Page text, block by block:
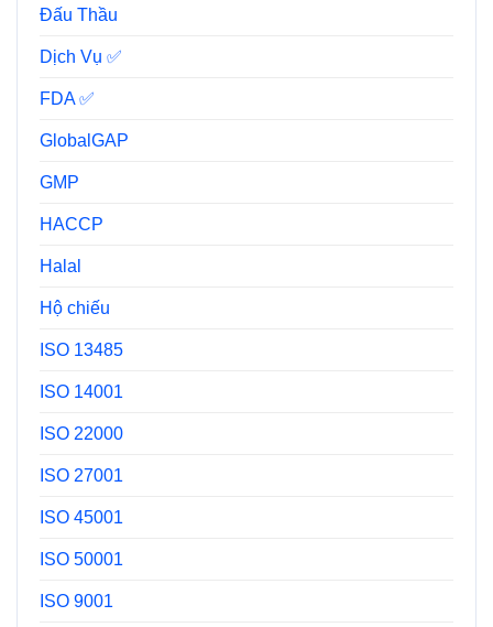
Đấu Thầu
Dịch Vụ ✅
FDA ✅
GlobalGAP
GMP
HACCP
Halal
Hộ chiếu
ISO 13485
ISO 14001
ISO 22000
ISO 27001
ISO 45001
ISO 50001
ISO 9001